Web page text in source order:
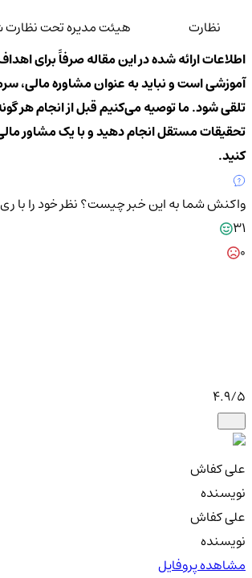
نظارت
هیئت مدیره تحت نظارت
اطلاعات ارائه شده در این مقاله صرفاً برای اهداف
آموزشی است و نباید به عنوان مشاوره مالی،
تلقی شود. ما توصیه می‌کنیم قبل از انجام هر
تحقیقات مستقل انجام دهید و با یک مشاور
کنید.
واکنش شما به این خبر چیست؟نظر خود را با
31
4.9/5
علی کفاش
نویسنده
علی کفاش
نویسنده
مشاهده پروفایل